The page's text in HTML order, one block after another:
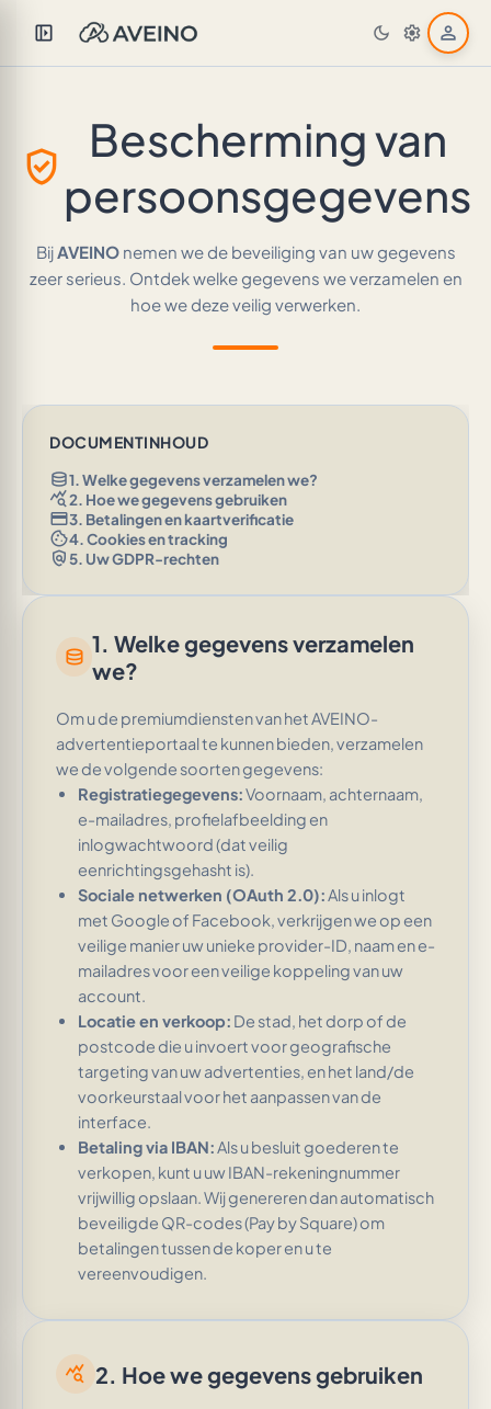
left_panel_open dark_mode settings person
verified_user
Bescherming van
persoonsgegevens
BijAVEINOnemen we de beveiliging van uw gegevens
zeer serieus. Ontdek welke gegevens we verzamelen en
hoe we deze veilig verwerken.
DOCUMENTINHOUD
database1. Welke gegevens verzamelen we?
query_stats2. Hoe we gegevens gebruiken
credit_card3. Betalingen en kaartverificatie
cookie4. Cookies en tracking
policy 5. Uw GDPR-rechten
database 1. Welke gegevens verzamelen
we?
Om u de premiumdiensten van het AVEINO-
advertentieportaal te kunnen bieden, verzamelen
we de volgende soorten gegevens:
Registratiegegevens:Voornaam, achternaam,
e-mailadres, profielafbeelding en
inlogwachtwoord (dat veilig
eenrichtingsgehasht is).
Sociale netwerken (OAuth 2.0):Als u inlogt
met Google of Facebook, verkrijgen we op een
veilige manier uw unieke provider-ID, naam en e-
mailadres voor een veilige koppeling van uw
account.
Locatie en verkoop: De stad, het dorp of de
postcode die u invoert voor geografische
targeting van uw advertenties, en het land/de
voorkeurstaal voor het aanpassen van de
interface.
Betaling via IBAN:Als u besluit goederen te
verkopen, kunt u uw IBAN-rekeningnummer
vrijwillig opslaan. Wij genereren dan automatisch
beveiligde QR-codes (Pay by Square) om
betalingen tussen de koper en u te
vereenvoudigen.
query_stats 2. Hoe we gegevens gebruiken